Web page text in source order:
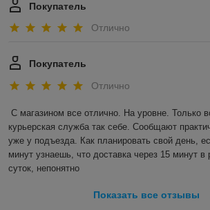
Покупатель
Отлично
Покупатель
Отлично
С магазином все отлично. На уровне. Только
курьерская служба так себе. Сообщают
уже у подъезда. Как планировать свой день,
минут узнаешь, что доставка через 15 минут
суток, непонятно
Показать все отзывы